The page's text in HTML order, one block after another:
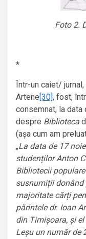
Foto 2.
*
Într-un caiet/
Artene [30] , fost,
consemnat, la data
despre Biblioteca
(așa cum am
„La data de 17
studenților Anton
Bibliotecii
susnumiții donând
majoritate cărți
părintele dr. Ioan
din Timișoara, și
Leșu un număr de